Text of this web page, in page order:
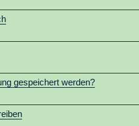
gespeichert werden?